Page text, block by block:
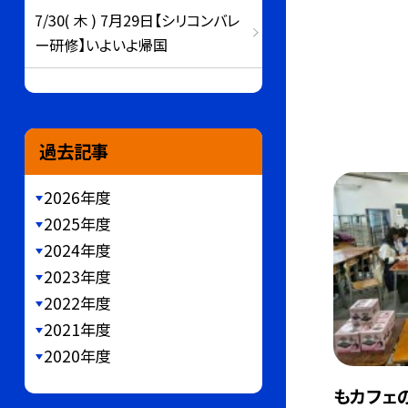
もカフェ
7/30( 木 ) 7月29日【シリコンバレ
ー研修】いよいよ帰国
過去記事
2026年度
2025年度
2024年度
2023年度
2022年度
2021年度
2020年度